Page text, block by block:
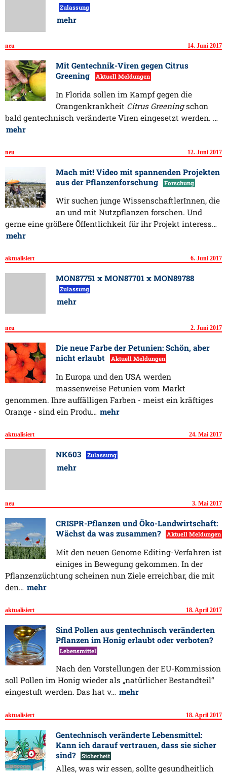
Zulassung
mehr
neu 14. Juni 2017
Mit Gentechnik-Viren gegen Citrus
Greening
Aktuell Meldungen
In Florida sollen im Kampf gegen die
Orangenkrankheit Citrus Greeningschon
bald gentechnisch veränderte Viren eingesetzt werden. …
mehr
neu 12. Juni 2017
Mach mit! Video mit spannenden Projekten
aus der Pflanzenforschung
Forschung
Wir suchen junge WissenschaftlerInnen, die
an und mit Nutzpflanzen forschen. Und
gerne eine größere Öffentlichkeit für ihr Projekt interess…
mehr
aktualisiert 6. Juni 2017
MON87751 x MON87701 x MON89788
Zulassung
mehr
neu 2. Juni 2017
Die neue Farbe der Petunien: Schön, aber
nicht erlaubt
Aktuell Meldungen
In Europa und den USA werden
massenweise Petunien vom Markt
genommen. Ihre auffälligen Farben - meist ein kräftiges
Orange - sind ein Produ… mehr
aktualisiert 24. Mai 2017
NK603 Zulassung
mehr
neu 3. Mai 2017
CRISPR-Pflanzen und Öko-Landwirtschaft:
Wächst da was zusammen?
Aktuell Meldungen
Mit den neuen Genome Editing-Verfahren ist
einiges in Bewegung gekommen. In der
Pflanzenzüchtung scheinen nun Ziele erreichbar, die mit
den… mehr
aktualisiert 18. April 2017
Sind Pollen aus gentechnisch veränderten
Pflanzen im Honig erlaubt oder verboten?
Lebensmittel
Nach den Vorstellungen der EU-Kommission
soll Pollen im Honig wieder als „natürlicher Bestandteil“
eingestuft werden. Das hat v… mehr
aktualisiert 18. April 2017
Gentechnisch veränderte Lebensmittel:
Kann ich darauf vertrauen, dass sie sicher
sind?
Sicherheit
Alles, was wir essen, sollte gesundheitlich